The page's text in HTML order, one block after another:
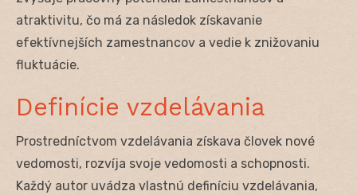
atraktivitu, čo má za následok získavanie
efektívnejších zamestnancov a vedie k znižovaniu
fluktuácie.
Definície vzdelávania
Prostredníctvom vzdelávania získava človek nové
vedomosti, rozvíja svoje vedomosti a schopnosti.
Každý autor uvádza vlastnú definíciu vzdelávania,